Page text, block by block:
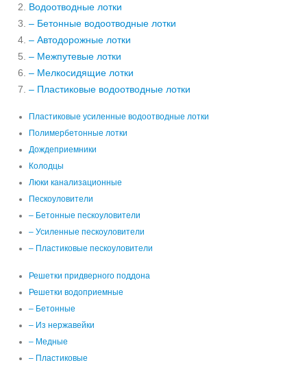
Водоотводные лотки
– Бетонные водоотводные лотки
– Автодорожные лотки
– Межпутевые лотки
– Мелкосидящие лотки
– Пластиковые водоотводные лотки
Пластиковые усиленные водоотводные лотки
Полимербетонные лотки
Дождеприемники
Колодцы
Люки канализационные
Пескоуловители
– Бетонные пескоуловители
– Усиленные пескоуловители
– Пластиковые пескоуловители
Решетки придверного поддона
Решетки водоприемные
– Бетонные
– Из нержавейки
– Медные
– Пластиковые